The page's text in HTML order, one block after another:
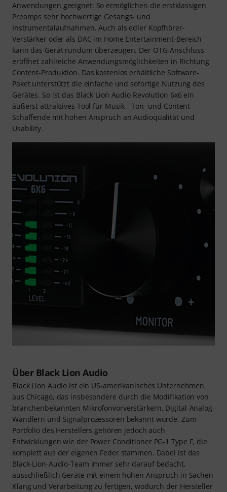
Anwendungen geeignet: So ermöglichen die erstklassigen
Preamps sehr hochwertige Gesangs- und
Instrumentalaufnahmen. Auch als edler Kopfhörer-
Verstärker oder als DAC im Home Entertainment-Bereich
kann das Gerät rundum überzeugen. Der OTG-Anschluss
eröffnet zahlreiche Anwendungsmöglichkeiten in Richtung
Content-Produktion. Das kostenlos erhältliche Software-
Paket unterstützt die einfache und sofortige Nutzung des
Gerätes. So ist das Black Lion Audio Revolution 6x6 ein
äußerst attraktives Tool für Musik-, Ton- und Content-
Schaffende mit hohen Anspruch an Audioqualität und
Usability.
Über Black Lion Audio
Black Lion Audio ist ein US-amerikanisches Unternehmen
aus Chicago, das insbesondere durch die Modifikation von
branchenbekannten Mikrofonvorverstärkern, Digital-Analog-
Wandlern und Signalprozessoren bekannt wurde. Zum
Portfolio des Herstellers gehören jedoch auch
Entwicklungen wie der Power Conditioner PG-1 Type F, die
komplett aus der eigenen Feder stammen. Dabei ist das
Black-Lion-Audio-Team immer sehr darauf bedacht,
ausschließlich Geräte mit einem hohen Anspruch in Sachen
Klang und Verarbeitung zu fertigen, wodurch der Hersteller